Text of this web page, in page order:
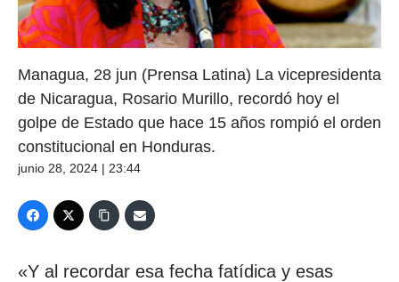
Managua, 28 jun (Prensa Latina) La vicepresidenta
de Nicaragua, Rosario Murillo, recordó hoy el
golpe de Estado que hace 15 años rompió el orden
constitucional en Honduras.
junio 28, 2024 | 23:44
«Y al recordar esa fecha fatídica y esas